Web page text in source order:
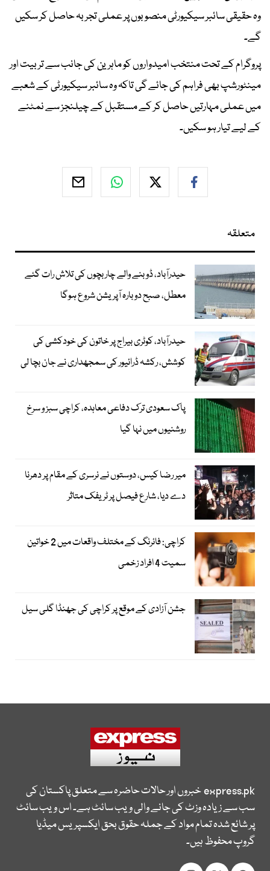
وہ حقیقی سائبر سیکیورٹی منصوبوں پر عملی تجربہ حاصل کر سکیں
گے۔
پروگرام کے تحت منتخب امیدواروں کو ماہرین کی جانب سے تربیت اور
مینٹورشپ بھی فراہم کی جائے گی تاکہ وہ سائبر سیکیورٹی کے شعبے
میں عملی مہارتیں حاصل کر کے مستقبل کے چیلنجز سے نمٹنے
کے لیے تیار ہو سکیں۔
متعلقہ
حیدرآباد، ڈوبنے والے چار بچوں کی تلاش رات گئے
معطل، صبح دوبارہ آپریشن شروع ہوگا
حیدرآباد، کوٹری بیراج پر خاتون کی خودکشی کی
کوشش، رکشہ ڈرائیور کی سمجھداری نے جان بچا لی
پاک سعودی ترک دفاعی معاہدہ، کراچی سبز و سرخ
روشنیوں میں نہا گیا
میر رضا کیس، دوستوں نے نرسری کے مقام پر دھرنا
دے دیا، شارع فیصل پر ٹریفک متاثر
کراچی: فائرنگ کے مختلف واقعات میں 2 خواتین
سمیت 4 افراد زخمی
جشن آزادی کے موقع پر کراچی کی جھنڈا گلی سیل
express.pkخبروں اور حالات حاضرہ سے متعلق پاکستان کی
سب سے زیادہ وزٹ کی جانے والی ویب سائٹ ہے۔ اس ویب سائٹ
پر شائع شدہ تمام مواد کے جملہ حقوق بحق ایکسپریس میڈیا
گروپ محفوظ ہیں۔